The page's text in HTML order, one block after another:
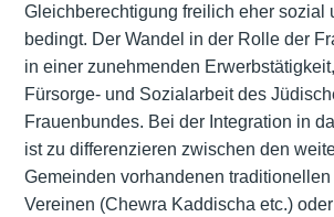
Gleichberechtigung freilich eher sozial
bedingt. Der Wandel in der Rolle der
in einer zunehmenden
Fürsorge- und Sozialarbeit des
Frauenbundes. Bei der Integration in
ist zu differenzieren zwischen den
Gemeinden vorhandenen
Vereinen (Chewra Kaddischa etc.)